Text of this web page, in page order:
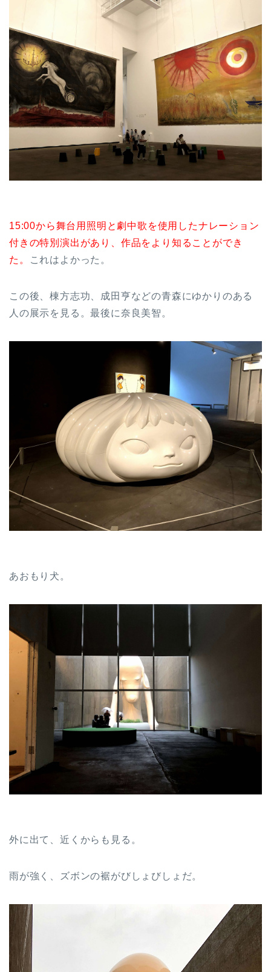
15:00から舞台用照明と劇中歌を使用したナレーション
付きの特別演出があり、作品をより知ることができ
た。
これはよかった。
この後、棟方志功、成田亨などの青森にゆかりのある
人の展示を見る。最後に奈良美智。
あおもり犬。
外に出て、近くからも見る。
雨が強く、ズボンの裾がびしょびしょだ。